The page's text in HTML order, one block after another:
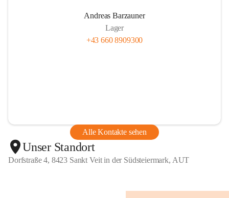
Andreas Barzauner
Lager
+43 660 8909300
Alle Kontakte sehen
Unser Standort
Dorfstraße 4, 8423 Sankt Veit in der Südsteiermark, AUT